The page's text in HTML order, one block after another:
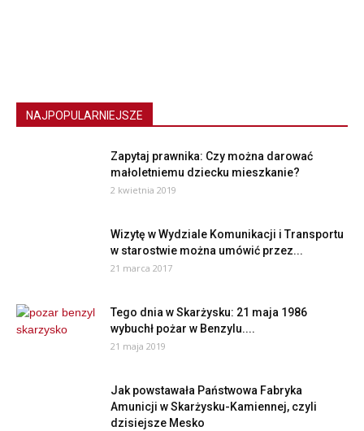
NAJPOPULARNIEJSZE
Zapytaj prawnika: Czy można darować
małoletniemu dziecku mieszkanie?
2 kwietnia 2019
Wizytę w Wydziale Komunikacji i Transportu
w starostwie można umówić przez...
21 marca 2017
Tego dnia w Skarżysku: 21 maja 1986
wybuchł pożar w Benzylu....
21 maja 2019
Jak powstawała Państwowa Fabryka
Amunicji w Skarżysku-Kamiennej, czyli
dzisiejsze Mesko